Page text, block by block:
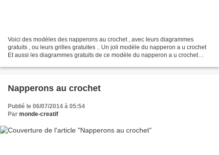
Voici des modèles des napperons au crochet , avec leurs diagrammes
gratuits , ou leurs grilles gratuites .. Un joli modèle du napperon a u crochet
Et aussi les diagrammes gratuits de ce modèle du napperon a u crochet
Napperons au crochet
Publié le 06/07/2014 à 05:54
Par monde-creatif